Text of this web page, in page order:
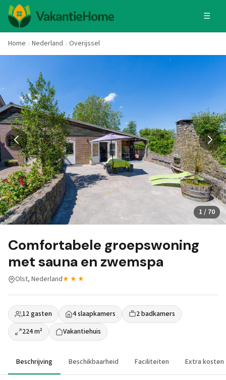
☰
Home Nederland Overijssel
1 / 70
Comfortabele groepswoning
met sauna en zwemspa
Olst, Nederland★★★
12 gasten 4 slaapkamers
2 badkamers
224 m²
Vakantiehuis
Beschrijving Beschikbaarheid Faciliteiten Extra kosten